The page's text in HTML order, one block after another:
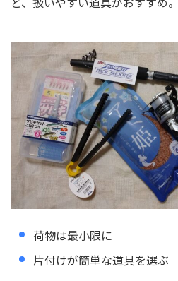
荷物は最小限に
片付けが簡単な道具を選ぶ